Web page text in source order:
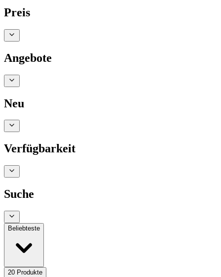
Preis
Angebote
Neu
Verfügbarkeit
Suche
Beliebteste
20 Produkte